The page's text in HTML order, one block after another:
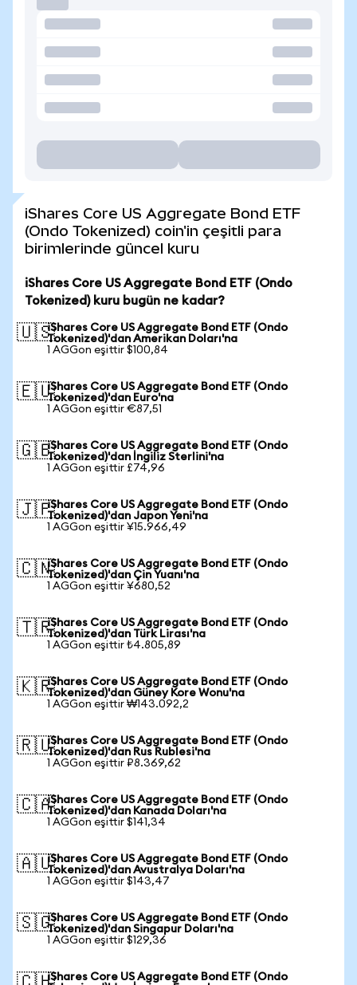
iShares Core US Aggregate Bond ETF
(Ondo Tokenized) coin'in çeşitli para
birimlerinde güncel kuru
iShares Core US Aggregate Bond ETF (Ondo
Tokenized) kuru bugün ne kadar?
🇺🇸iShares Core US Aggregate Bond ETF (Ondo
Tokenized)'dan Amerikan Doları'na
1 AGGon eşittir $100,84
🇪🇺iShares Core US Aggregate Bond ETF (Ondo
Tokenized)'dan Euro'na
1 AGGon eşittir €87,51
🇬🇧iShares Core US Aggregate Bond ETF (Ondo
Tokenized)'dan İngiliz Sterlini'na
1 AGGon eşittir £74,96
🇯🇵iShares Core US Aggregate Bond ETF (Ondo
Tokenized)'dan Japon Yeni'na
1 AGGon eşittir ¥15.966,49
🇨🇳iShares Core US Aggregate Bond ETF (Ondo
Tokenized)'dan Çin Yuanı'na
1 AGGon eşittir ¥680,52
🇹🇷iShares Core US Aggregate Bond ETF (Ondo
Tokenized)'dan Türk Lirası'na
1 AGGon eşittir ₺4.805,89
🇰🇷iShares Core US Aggregate Bond ETF (Ondo
Tokenized)'dan Güney Kore Wonu'na
1 AGGon eşittir ₩143.092,2
🇷🇺iShares Core US Aggregate Bond ETF (Ondo
Tokenized)'dan Rus Rublesi'na
1 AGGon eşittir ₽8.369,62
🇨🇦iShares Core US Aggregate Bond ETF (Ondo
Tokenized)'dan Kanada Doları'na
1 AGGon eşittir $141,34
🇦🇺iShares Core US Aggregate Bond ETF (Ondo
Tokenized)'dan Avustralya Doları'na
1 AGGon eşittir $143,47
🇸🇬iShares Core US Aggregate Bond ETF (Ondo
Tokenized)'dan Singapur Doları'na
1 AGGon eşittir $129,36
iShares Core US Aggregate Bond ETF (Ondo